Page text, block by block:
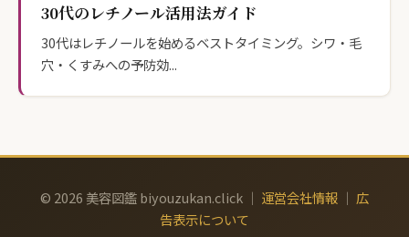
30代のレチノール活用法ガイド
30代はレチノールを始めるベストタイミング。シワ・毛
穴・くすみへの予防効...
© 2026 美容図鑑 biyouzukan.click ｜ 運営会社情報 ｜ 広
告表示について